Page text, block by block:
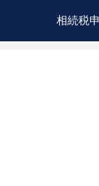
相続税